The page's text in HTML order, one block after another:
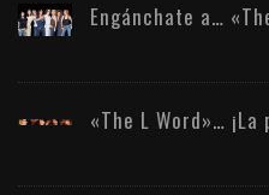
Engánchate a…
«The L Word»…